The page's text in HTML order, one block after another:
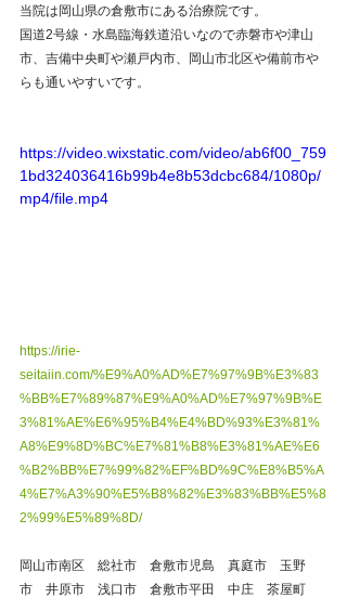
当院は岡山県の倉敷市にある治療院です。
国道2号線・水島臨海鉄道沿いなので赤磐市や津山
市、吉備中央町や瀬戸内市、岡山市北区や備前市や
らも通いやすいです。
https://video.wixstatic.com/video/ab6f00_759
1bd324036416b99b4e8b53dcbc684/1080p/
mp4/file.mp4
https://irie-
seitaiin.com/%E9%A0%AD%E7%97%9B%E3%83
%BB%E7%89%87%E9%A0%AD%E7%97%9B%E
3%81%AE%E6%95%B4%E4%BD%93%E3%81%
A8%E9%8D%BC%E7%81%B8%E3%81%AE%E6
%B2%BB%E7%99%82%EF%BD%9C%E8%B5%A
4%E7%A3%90%E5%B8%82%E3%83%BB%E5%8
2%99%E5%89%8D/
岡山市南区　総社市　倉敷市児島　真庭市　玉野
市　井原市　浅口市　倉敷市平田　中庄　茶屋町